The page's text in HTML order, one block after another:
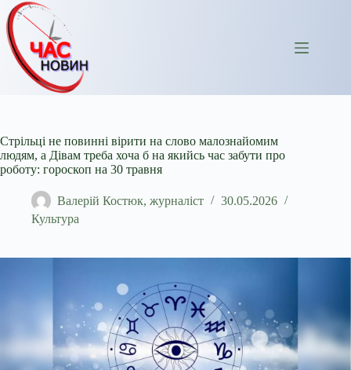
Перейти
до
вмісту
Стрільці не повинні вірити на слово малознайомим
людям, а Дівам треба хоча б на якийсь час забути про
роботу: гороскоп на 30 травня
Валерій Костюк, журналіст
30.05.2026
Культура